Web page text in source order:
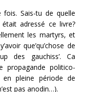
fois. Sais-tu de quelle
adressé ce livre?
les martyrs, et
que’qu’chose de
des gauchiss’. Ca
propagande politico-
en pleine période de
pas anodin…).